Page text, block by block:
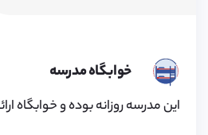
خوابگاه مدرسه
این مدرسه روزانه بوده و خوابگاه